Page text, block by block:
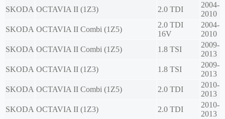
SKODA OCTAVIA II (1Z3) 2.0 TDI
2004-
2010
SKODA OCTAVIA II Combi (1Z5)
2.0 TDI
16V
2004-
2010
SKODA OCTAVIA II Combi (1Z5) 1.8 TSI
2009-
2013
SKODA OCTAVIA II (1Z3) 1.8 TSI
2009-
2013
SKODA OCTAVIA II Combi (1Z5) 2.0 TDI
2010-
2013
SKODA OCTAVIA II (1Z3) 2.0 TDI
2010-
2013